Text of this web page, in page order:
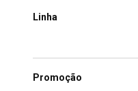
Linha
Promoção